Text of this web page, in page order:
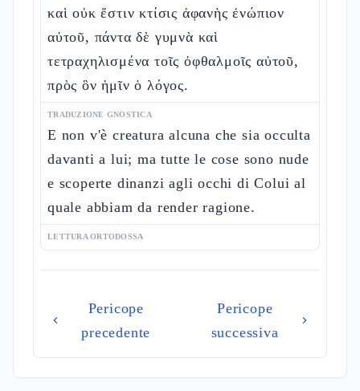
καὶ οὐκ ἔστιν κτίσις ἀφανὴς ἐνώπιον
αὐτοῦ, πάντα δὲ γυμνὰ καὶ
τετραχηλισμένα τοῖς ὀφθαλμοῖς αὐτοῦ,
πρὸς ὃν ἡμῖν ὁ λόγος.
TRADUZIONE GNOSTICA
E non v'è creatura alcuna che sia occulta
davanti a lui; ma tutte le cose sono nude
e scoperte dinanzi agli occhi di Colui al
quale abbiam da render ragione.
LETTURA ORTODOSSA
Pericope
precedente
Pericope
successiva